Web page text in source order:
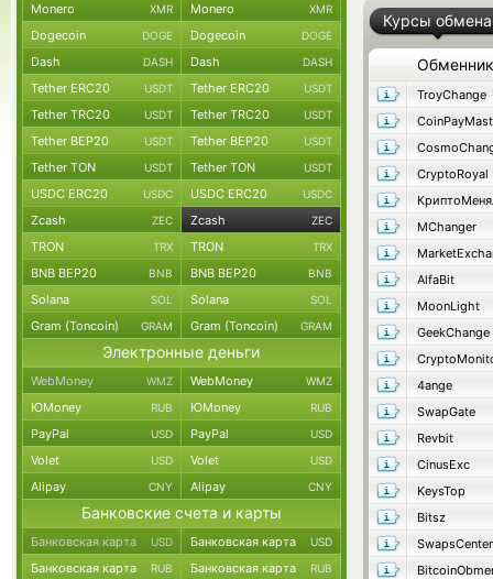
Курсы обмена
Обменник
TroyChange
CryptoRoyal
MChanger
AlfaBit
MoonLight
GeekChange
4ange
SwapGate
Revbit
CinusExc
KeysTop
Bitsz
SwapsCenter
Monero XMR Monero XMR
Dogecoin DOGE Dogecoin DOGE
Dash DASH Dash DASH
Tether ERC20 USDT Tether ERC20 USDT
Tether TRC20 USDT Tether TRC20 USDT
Tether BEP20 USDT Tether BEP20 USDT
Tether TON USDT Tether TON USDT
USDC ERC20 USDC USDC ERC20 USDC
Zcash ZEC Zcash ZEC
TRON TRX TRON TRX
BNB BEP20 BNB BNB BEP20 BNB
Solana SOL Solana SOL
Gram (Toncoin) GRAM Gram (Toncoin) GRAM
Электронные деньги
WebMoney WMZ WebMoney WMZ
ЮMoney RUB ЮMoney RUB
PayPal USD PayPal USD
Volet USD Volet USD
Alipay CNY Alipay CNY
Банковские счета и карты
Банковская карта USD Банковская карта USD
Банковская карта RUB Банковская карта RUB